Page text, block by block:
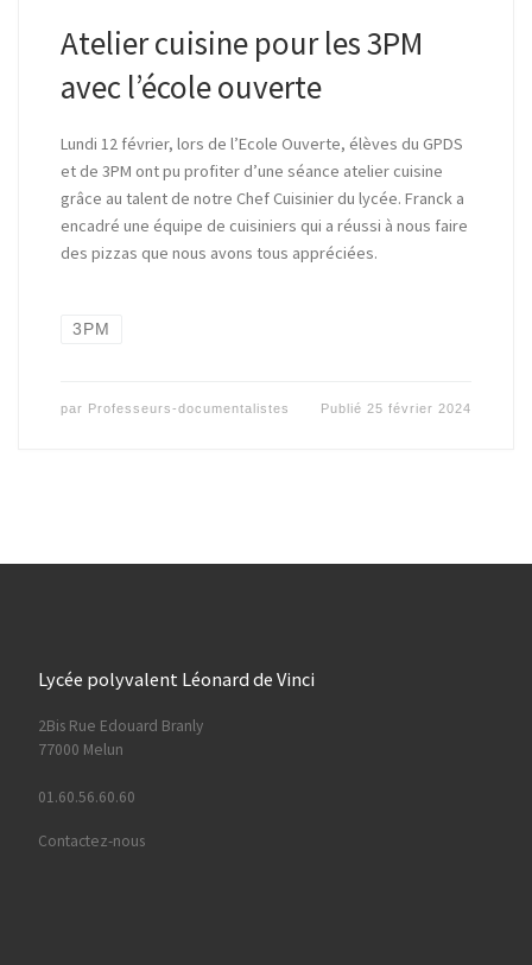
Atelier cuisine pour les 3PM
avec l’école ouverte
Lundi 12 février, lors de l’Ecole Ouverte, élèves du GPDS
et de 3PM ont pu profiter d’une séance atelier cuisine
grâce au talent de notre Chef Cuisinier du lycée. Franck a
encadré une équipe de cuisiniers qui a réussi à nous faire
des pizzas que nous avons tous appréciées.
3PM
par Professeurs-documentalistes Publié 25 février 2024
Lycée polyvalent Léonard de Vinci
2Bis Rue Edouard Branly
77000 Melun
01.60.56.60.60
Contactez-nous